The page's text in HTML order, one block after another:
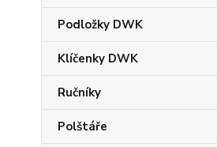
Podložky DWK
Klíčenky DWK
Ručníky
Polštáře